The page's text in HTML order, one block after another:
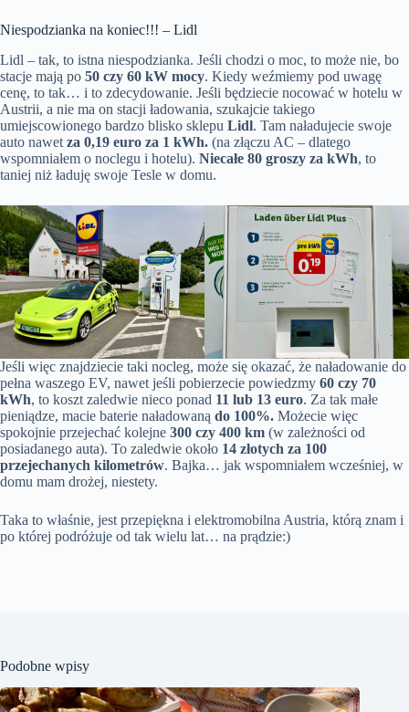
Niespodzianka na koniec!!! – Lidl
Lidl – tak, to istna niespodzianka. Jeśli chodzi o moc, to może nie, bo
stacje mają po 50 czy 60 kW mocy. Kiedy weźmiemy pod uwagę
cenę, to tak… i to zdecydowanie. Jeśli będziecie nocować w hotelu w
Austrii, a nie ma on stacji ładowania, szukajcie takiego
umiejscowionego bardzo blisko sklepu Lidl. Tam naładujecie swoje
auto nawet za 0,19 euro za 1 kWh. (na złączu AC – dlatego
wspomniałem o noclegu i hotelu). Niecałe 80 groszy za kWh, to
taniej niż ładuję swoje Tesle w domu.
Jeśli więc znajdziecie taki nocleg, może się okazać, że naładowanie do
pełna waszego EV, nawet jeśli pobierzecie powiedzmy 60 czy 70
kWh, to koszt zaledwie nieco ponad 11 lub 13 euro. Za tak małe
pieniądze, macie baterie naładowaną do 100%. Możecie więc
spokojnie przejechać kolejne 300 czy 400 km (w zależności od
posiadanego auta). To zaledwie około 14 złotych za 100
przejechanych kilometrów. Bajka… jak wspomniałem wcześniej, w
domu mam drożej, niestety.
Taka to właśnie, jest przepiękna i elektromobilna Austria, którą znam i
po której podróżuje od tak wielu lat… na prądzie:)
Podobne wpisy